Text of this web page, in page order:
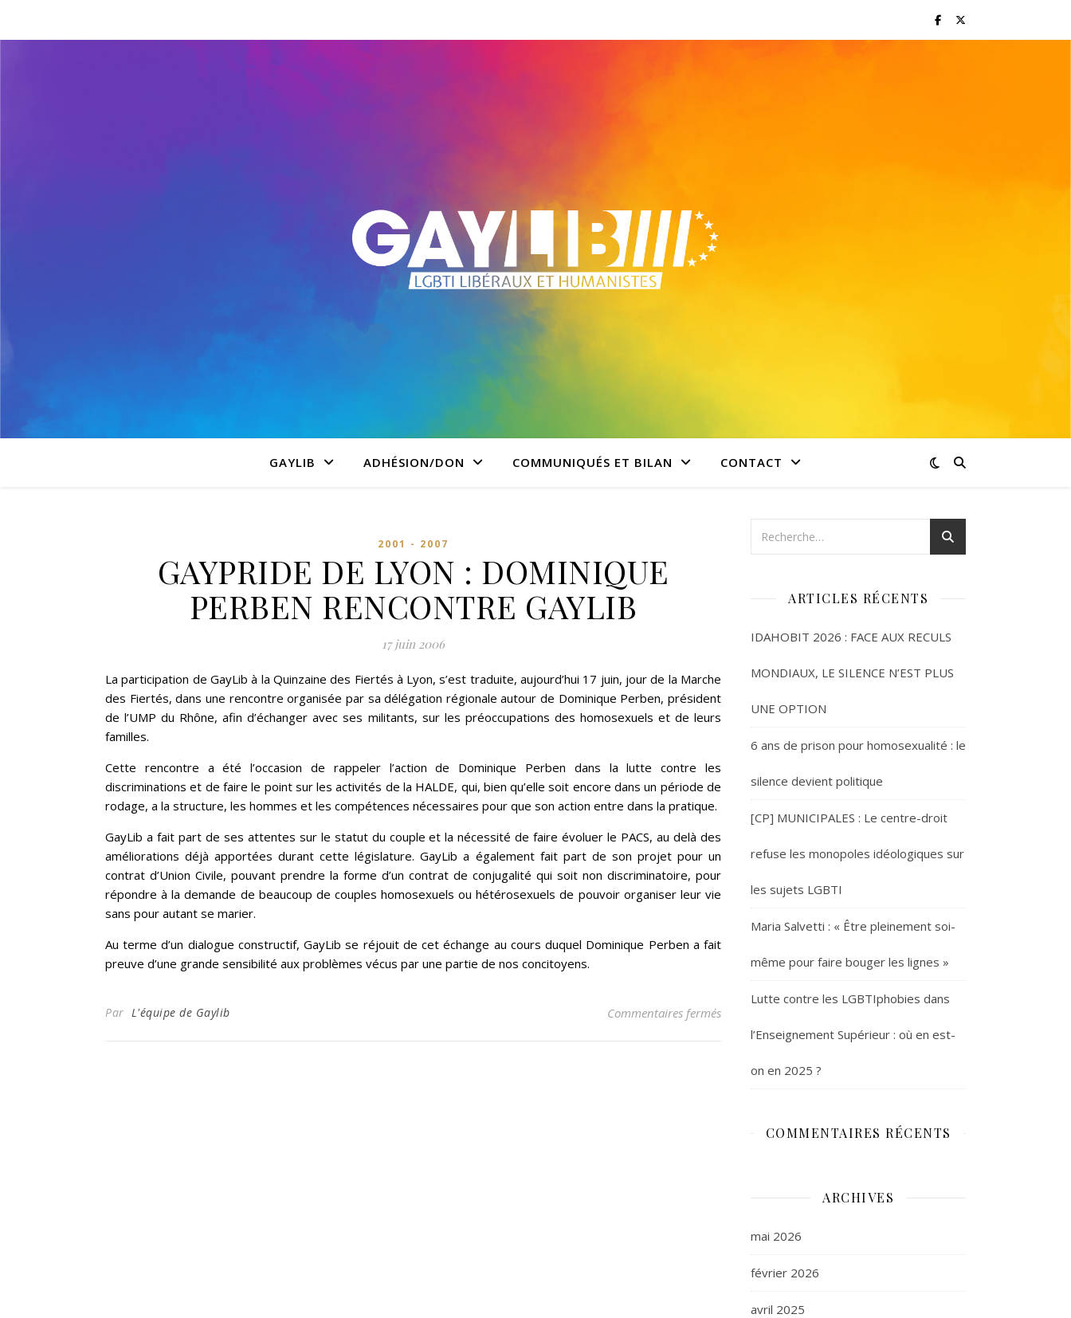
GAYLIB ADHÉSION/DON COMMUNIQUÉS ET BILAN CONTACT
2001 - 2007
GAYPRIDE DE LYON : DOMINIQUE
PERBEN RENCONTRE GAYLIB
17 juin 2006
La participation de GayLib à la Quinzaine des Fiertés à Lyon, s’est traduite, aujourd’hui 17 juin, jour de la Marche
des Fiertés, dans une rencontre organisée par sa délégation régionale autour de Dominique Perben, président
de l’UMP du Rhône, afin d’échanger avec ses militants, sur les préoccupations des homosexuels et de leurs
familles.
Cette rencontre a été l’occasion de rappeler l’action de Dominique Perben dans la lutte contre les
discriminations et de faire le point sur les activités de la HALDE, qui, bien qu’elle soit encore dans un période de
rodage, a la structure, les hommes et les compétences nécessaires pour que son action entre dans la pratique.
GayLib a fait part de ses attentes sur le statut du couple et la nécessité de faire évoluer le PACS, au delà des
améliorations déjà apportées durant cette législature. GayLib a également fait part de son projet pour un
contrat d’Union Civile, pouvant prendre la forme d’un contrat de conjugalité qui soit non discriminatoire, pour
répondre à la demande de beaucoup de couples homosexuels ou hétérosexuels de pouvoir organiser leur vie
sans pour autant se marier.
Au terme d’un dialogue constructif, GayLib se réjouit de cet échange au cours duquel Dominique Perben a fait
preuve d’une grande sensibilité aux problèmes vécus par une partie de nos concitoyens.
Par L'équipe de Gaylib Commentaires ferméssur GAYPRIDE DE LYON : DOMINIQUE PERBEN RENCONTRE GAYLIB
ARTICLES RÉCENTS
IDAHOBIT 2026 : FACE AUX RECULS
MONDIAUX, LE SILENCE N’EST PLUS
UNE OPTION
6 ans de prison pour homosexualité : le
silence devient politique
[CP] MUNICIPALES : Le centre-droit
refuse les monopoles idéologiques sur
les sujets LGBTI
Maria Salvetti : « Être pleinement soi-
même pour faire bouger les lignes »
Lutte contre les LGBTIphobies dans
l’Enseignement Supérieur : où en est-
on en 2025 ?
COMMENTAIRES RÉCENTS
ARCHIVES
mai 2026
février 2026
avril 2025